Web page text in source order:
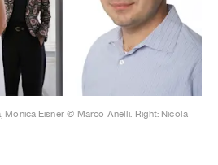
Monica Eisner © Marco Anelli. Right: Nicola